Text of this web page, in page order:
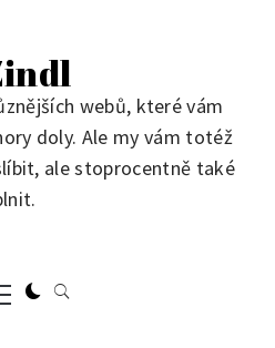
webů, které vám
doly. Ale my vám totéž
ale stoprocentně také
Primary